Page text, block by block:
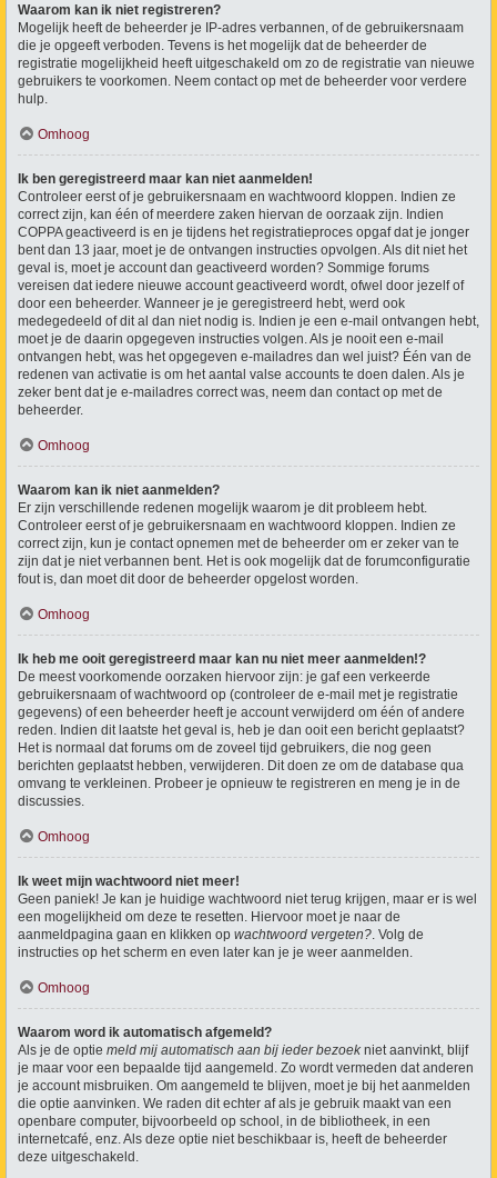
Waarom kan ik niet registreren?
Mogelijk heeft de beheerder je IP-adres verbannen, of de gebruikersnaam
die je opgeeft verboden. Tevens is het mogelijk dat de beheerder de
registratie mogelijkheid heeft uitgeschakeld om zo de registratie van nieuwe
gebruikers te voorkomen. Neem contact op met de beheerder voor verdere
hulp.
Omhoog
Ik ben geregistreerd maar kan niet aanmelden!
Controleer eerst of je gebruikersnaam en wachtwoord kloppen. Indien ze
correct zijn, kan één of meerdere zaken hiervan de oorzaak zijn. Indien
COPPA geactiveerd is en je tijdens het registratieproces opgaf dat je jonger
bent dan 13 jaar, moet je de ontvangen instructies opvolgen. Als dit niet het
geval is, moet je account dan geactiveerd worden? Sommige forums
vereisen dat iedere nieuwe account geactiveerd wordt, ofwel door jezelf of
door een beheerder. Wanneer je je geregistreerd hebt, werd ook
medegedeeld of dit al dan niet nodig is. Indien je een e-mail ontvangen hebt,
moet je de daarin opgegeven instructies volgen. Als je nooit een e-mail
ontvangen hebt, was het opgegeven e-mailadres dan wel juist? Één van de
redenen van activatie is om het aantal valse accounts te doen dalen. Als je
zeker bent dat je e-mailadres correct was, neem dan contact op met de
beheerder.
Omhoog
Waarom kan ik niet aanmelden?
Er zijn verschillende redenen mogelijk waarom je dit probleem hebt.
Controleer eerst of je gebruikersnaam en wachtwoord kloppen. Indien ze
correct zijn, kun je contact opnemen met de beheerder om er zeker van te
zijn dat je niet verbannen bent. Het is ook mogelijk dat de forumconfiguratie
fout is, dan moet dit door de beheerder opgelost worden.
Omhoog
Ik heb me ooit geregistreerd maar kan nu niet meer aanmelden!?
De meest voorkomende oorzaken hiervoor zijn: je gaf een verkeerde
gebruikersnaam of wachtwoord op (controleer de e-mail met je registratie
gegevens) of een beheerder heeft je account verwijderd om één of andere
reden. Indien dit laatste het geval is, heb je dan ooit een bericht geplaatst?
Het is normaal dat forums om de zoveel tijd gebruikers, die nog geen
berichten geplaatst hebben, verwijderen. Dit doen ze om de database qua
omvang te verkleinen. Probeer je opnieuw te registreren en meng je in de
discussies.
Omhoog
Ik weet mijn wachtwoord niet meer!
Geen paniek! Je kan je huidige wachtwoord niet terug krijgen, maar er is wel
een mogelijkheid om deze te resetten. Hiervoor moet je naar de
aanmeldpagina gaan en klikken op wachtwoord vergeten?. Volg de
instructies op het scherm en even later kan je je weer aanmelden.
Omhoog
Waarom word ik automatisch afgemeld?
Als je de optie meld mij automatisch aan bij ieder bezoek niet aanvinkt, blijf
je maar voor een bepaalde tijd aangemeld. Zo wordt vermeden dat anderen
je account misbruiken. Om aangemeld te blijven, moet je bij het aanmelden
die optie aanvinken. We raden dit echter af als je gebruik maakt van een
openbare computer, bijvoorbeeld op school, in de bibliotheek, in een
internetcafé, enz. Als deze optie niet beschikbaar is, heeft de beheerder
deze uitgeschakeld.